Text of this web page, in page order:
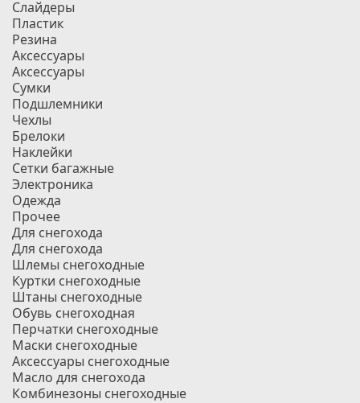
Слайдеры
Пластик
Резина
Аксессуары
Аксессуары
Сумки
Подшлемники
Чехлы
Брелоки
Наклейки
Сетки багажные
Электроника
Одежда
Прочее
Для снегохода
Для снегохода
Шлемы снегоходные
Куртки снегоходные
Штаны снегоходные
Обувь снегоходная
Перчатки снегоходные
Маски снегоходные
Аксессуары снегоходные
Масло для снегохода
Комбинезоны снегоходные